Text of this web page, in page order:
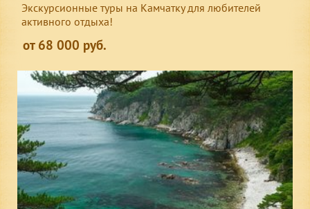
Экскурсионные туры на Камчатку для любителей
активного отдыха!
от 68 000 руб.